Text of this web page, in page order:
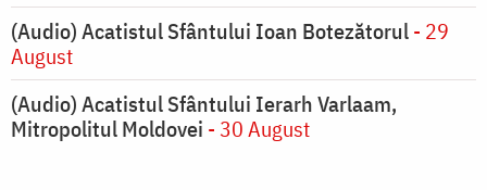
(Audio) Acatistul Sfântului Ioan Botezătorul- 29
August
(Audio) Acatistul Sfântului Ierarh Varlaam,
Mitropolitul Moldovei - 30 August